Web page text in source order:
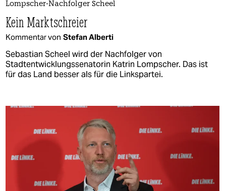
Lompscher-Nachfolger Scheel
Kein Marktschreier
Kommentar von Stefan Alberti
Sebastian Scheel wird der Nachfolger von
Stadtentwicklungssenatorin Katrin Lompscher. Das ist
für das Land besser als für die Linkspartei.